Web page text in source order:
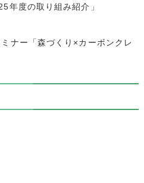
年度の取り組み紹介」
ナー「森づくり×カーボンクレ